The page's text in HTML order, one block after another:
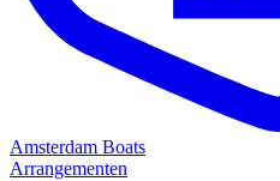
Amsterdam Boats
Arrangementen